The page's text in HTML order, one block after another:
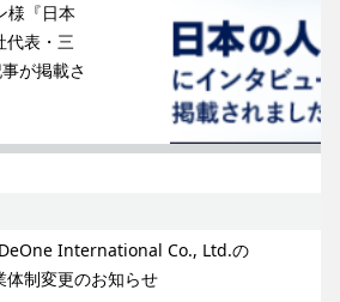
様『日本
代表・三
が掲載さ
International Co., Ltd.の
制変更のお知らせ